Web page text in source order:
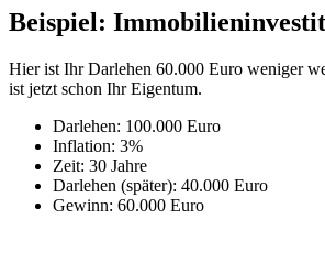
Beispiel:
Hier ist Ihr Darlehen 60.000 Euro weniger
ist jetzt schon Ihr Eigentum.
Darlehen: 100.000 Euro
Inflation: 3%
Zeit: 30 Jahre
Darlehen (später): 40.000 Euro
Gewinn: 60.000 Euro